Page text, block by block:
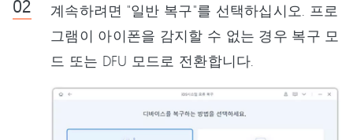
계속하려면 "일반 복구"를 선택하십시오. 프로
그램이 아이폰을 감지할 수 없는 경우 복구 모
드 또는 DFU 모드로 전환합니다.